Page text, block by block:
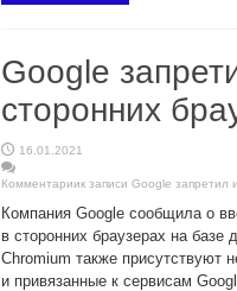
Google
сторонних
16.01.2021
Комментариик записи Google запретил
Компания Google сообщила о
в сторонних браузерах на
Chromium также присутствуют
и привязанные к сервисам